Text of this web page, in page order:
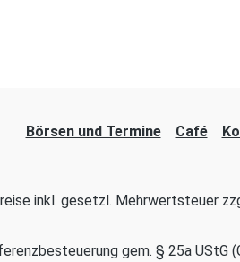
Börsen und Termine Café
inkl. gesetzl. Mehrwertsteuer
gem. § 25a UStG